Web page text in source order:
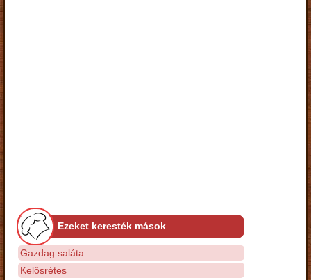
Ezeket keresték mások
Gazdag saláta
Kelősrétes